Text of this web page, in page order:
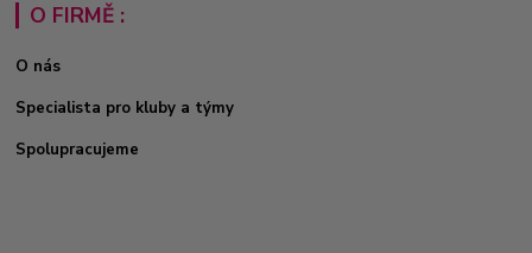
O FIRMĚ :
O nás
Specialista pro kluby a týmy
Spolupracujeme